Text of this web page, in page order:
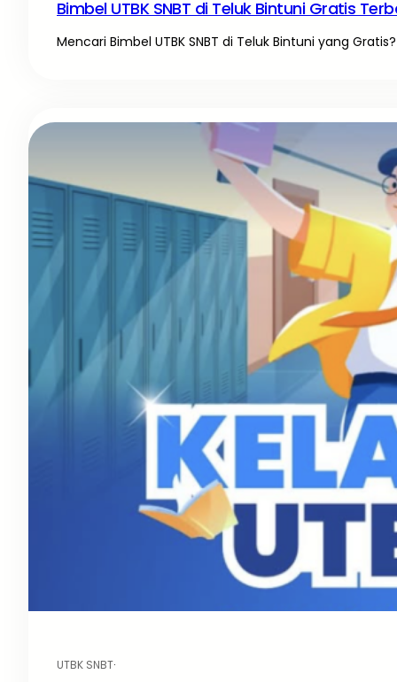
Bimbel UTBK SNBT di Teluk Bintuni Gratis
Mencari Bimbel UTBK SNBT di Teluk Bintuni yang
UTBK SNBT·